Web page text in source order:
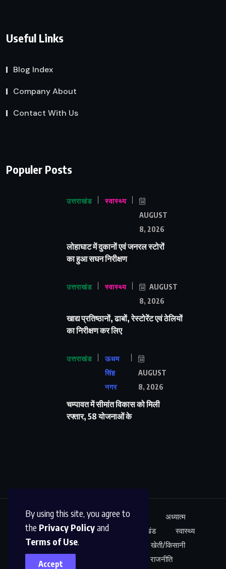
By using this site, you agree to
the Privacy Policyand
Terms of Use.
Accept
Useful Links
Blog Index
Company About
Contact With Us
Populer Posts
उत्तराखंड स्वास्थ्य
AUGUST
8, 2026
लोहाघाट में दुकानों एवं जनरल स्टोरों
का हुआ सघन निरीक्षण
उत्तराखंड स्वास्थ्य
AUGUST
8, 2026
खाद्य प्रतिष्ठानों, ढाबों, रेस्टोरेंट एवं ठेलियों
का निरीक्षण कर लिए
उत्तराखंड
ऊधम
सिंह
नगर
AUGUST
8, 2026
चम्पावत में सीमांत विकास को मिली
रफ्तार, 58 योजनाओं के
ऊधम सिंह नगर अंतर्राष्ट्रीय
अध्यात्म
कारोबार
अपराध साहित्य उत्तराखंड
स्वास्थ्य
नेशनल न्यूज़
खेल
खेती/किसानी
शोध/आविष्कार
राजनीति